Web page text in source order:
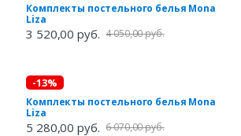
Комплекты постельного белья Mona
Liza
3 520,00 руб. 4 050,00 руб.
-13%
Комплекты постельного белья Mona
Liza
5 280,00 руб. 6 070,00 руб.